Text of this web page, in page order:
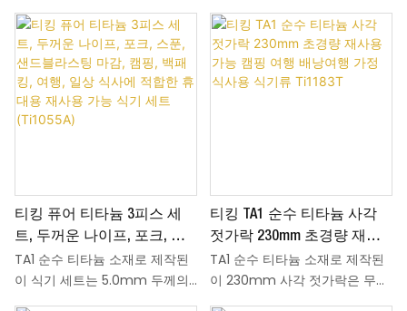
티킹 퓨어 티타늄 3피스 세
트, 두꺼운 나이프, 포크, 스
푼, 샌드블라스팅 마감, 캠핑,
백패킹, 여행, 일상 식사에 적
TA1 순수 티타늄 소재로 제작된
이 식기 세트는 5.0mm 두께의
티킹 TA1 순수 티타늄 사각
젓가락 230mm 초경량 재사
용 가능 캠핑 여행 배낭여행
가정 식사용 식기류 Ti1183T
TA1 순수 티타늄 소재로 제작된
이 230mm 사각 젓가락은 무게